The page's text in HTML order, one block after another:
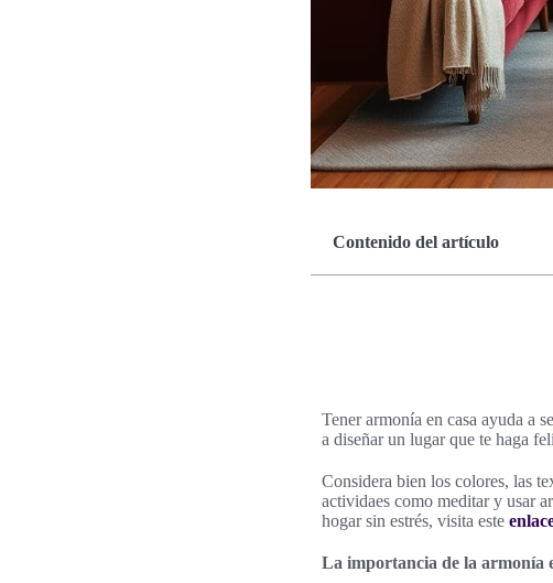
Contenido del artículo
Tener armonía en casa ayuda a
a diseñar un lugar que te haga
Considera bien los colores, las
actividaes como meditar y usar
hogar sin estrés, visita este
La importancia de la armonía